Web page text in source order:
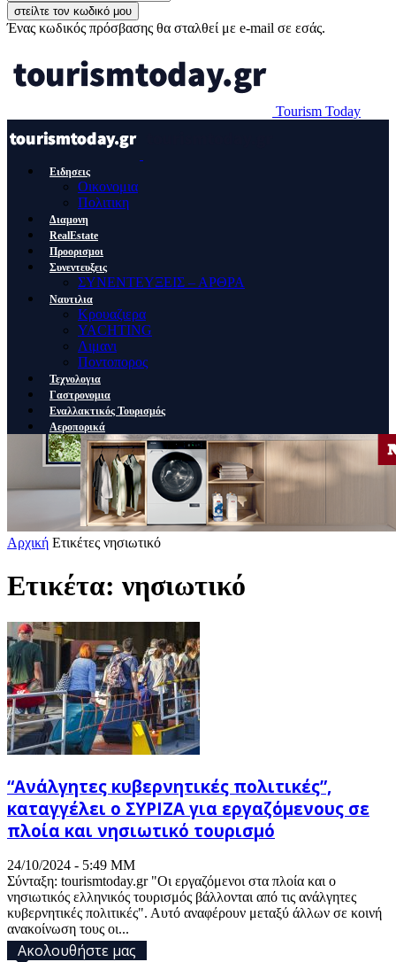
Ένας κωδικός πρόσβασης θα σταλθεί με e-mail σε εσάς.
Tourism Today
Ειδησεις
Οικονομια
Πολιτικη
Διαμονη
RealEstate
Προορισμοι
Συνεντευξεις
ΣΥΝΕΝΤΕΥΞΕΙΣ – ΑΡΘΡΑ
Ναυτιλια
Κρουαζιερα
YACHTING
Λιμανι
Ποντοπορος
Τεχνολογια
Γαστρονομια
Εναλλακτικός Τουρισμός
Αεροπορικά
Αρχική Ετικέτες νησιωτικό
Ετικέτα: νησιωτικό
“Ανάλγητες κυβερνητικές πολιτικές”,
καταγγέλει ο ΣΥΡΙΖΑ για εργαζόμενους σε
πλοία και νησιωτικό τουρισμό
24/10/2024 - 5:49 ΜΜ
Σύνταξη: tourismtoday.gr "Οι εργαζόμενοι στα πλοία και ο
νησιωτικός ελληνικός τουρισμός βάλλονται από τις ανάλγητες
κυβερνητικές πολιτικές". Αυτό αναφέρουν μεταξύ άλλων σε κοινή
ανακοίνωση τους οι...
Ακολουθήστε μας